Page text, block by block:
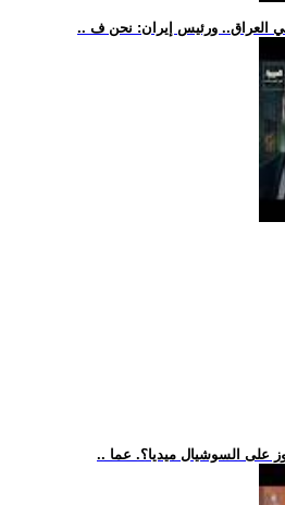
في العراق.. ورئيس إيران: نحن ف
على السوشيال ميديا؟. عما